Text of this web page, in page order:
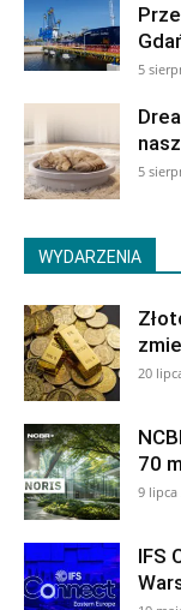
5
5
WYDARZENIA
20
70
9 lipca
IFS